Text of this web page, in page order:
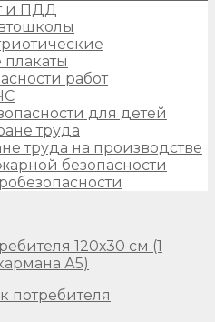
и ПДД
работ
для детей
труда
труда на производстве
безопасности
потребителя